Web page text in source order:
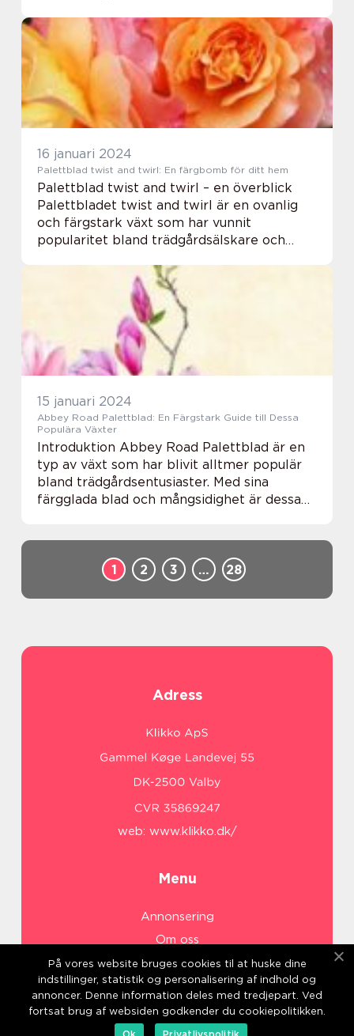
och unika egenskaper har gjort de...
16 januari 2024
Palettblad twist and twirl: En färgbomb för ditt hem
Palettblad twist and twirl – en överblick
Palettbladet twist and twirl är en ovanlig
och färgstark växt som har vunnit
popularitet bland trädgårdsälskare och
spiralformade blad ger den en unik touch
15 januari 2024
Abbey Road Palettblad: En Färgstark Guide till Dessa
Populära Växter
Introduktion Abbey Road Palettblad är en
typ av växt som har blivit alltmer populär
bland trädgårdsentusiaster. Med sina
färgglada blad och mångsidighet är dessa
1
2 3 … 28
Adress
web: www.klikko.dk/
Menu
Annonsering
Om oss
Cookies
Kontakta oss
Sitemap
På vores website bruges cookies til at huske dine
indstillinger, statistik og personalisering af indhold og
annoncer. Denne information deles med tredjepart. Ved
fortsat brug af websiden godkender du cookiepolitikken.